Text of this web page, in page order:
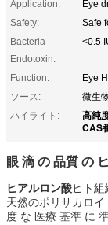
Application:
Eye
Safety:
Safe
Bacteria
Endotoxin:
<0.5
Function:
Eye
ソース:
微生
ハイライト:
高純
CAS
眼 滴 の 品質 の
ヒアルロン酸ヒト
天然のポリサカロ
度 な 医療 基準 に